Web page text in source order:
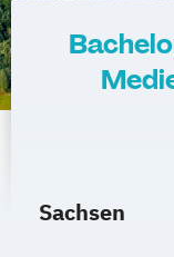
Sachsen